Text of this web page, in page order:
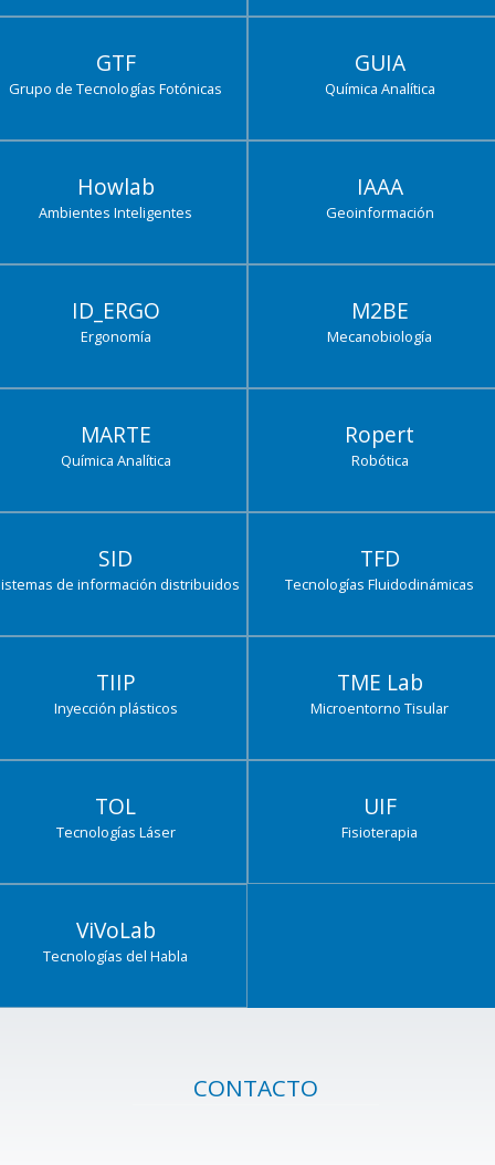
GTF
Grupo de Tecnologías Fotónicas
GUIA
Química Analítica
Howlab
Ambientes Inteligentes
IAAA
Geoinformación
ID_ERGO
Ergonomía
M2BE
Mecanobiología
MARTE
Química Analítica
Ropert
Robótica
SID
de información distribuidos
TFD
Tecnologías Fluidodinámicas
TIIP
Inyección plásticos
TME Lab
Microentorno Tisular
TOL
Tecnologías Láser
UIF
Fisioterapia
ViVoLab
Tecnologías del Habla
CONTACTO